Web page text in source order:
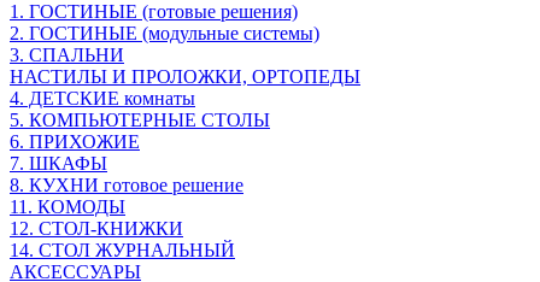
1. ГОСТИНЫЕ (готовые решения)
2. ГОСТИНЫЕ (модульные системы)
3. СПАЛЬНИ
НАСТИЛЫ И ПРОЛОЖКИ, ОРТОПЕДЫ
4. ДЕТСКИЕ комнаты
5. КОМПЬЮТЕРНЫЕ СТОЛЫ
6. ПРИХОЖИЕ
7. ШКАФЫ
8. КУХНИ готовое решение
11. КОМОДЫ
12. СТОЛ-КНИЖКИ
14. СТОЛ ЖУРНАЛЬНЫЙ
АКСЕССУАРЫ